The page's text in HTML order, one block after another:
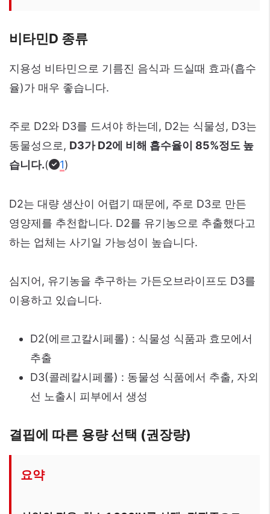
비타민D 종류
지용성 비타민으로 기름진 음식과 드실때 효과(흡수
율)가 매우 좋습니다.
주로 D2와 D3를 드셔야 하는데, D2는 식물성, D3는
동물성으로, D3가 D2에 비해 흡수율이 85%정도 높
습니다.( 1)
D2는 대량 생산이 어렵기 때문에, 주로 D3로 만든
영양제를 추천합니다. D2를 유기농으로 추출했다고
하는 업체는 사기일 가능성이 높습니다.
심지어, 유기농을 추구하는 가든오브라이프도 D3를
이용하고 있습니다.
D2(에르고칼시페롤) : 식물성 식품과 효모에서
추출
D3(콜레칼시페롤) : 동물성 식품에서 추출, 자외
선 노출시 피부에서 생성
결핍에 따른 용량 선택 (권장량)
요약